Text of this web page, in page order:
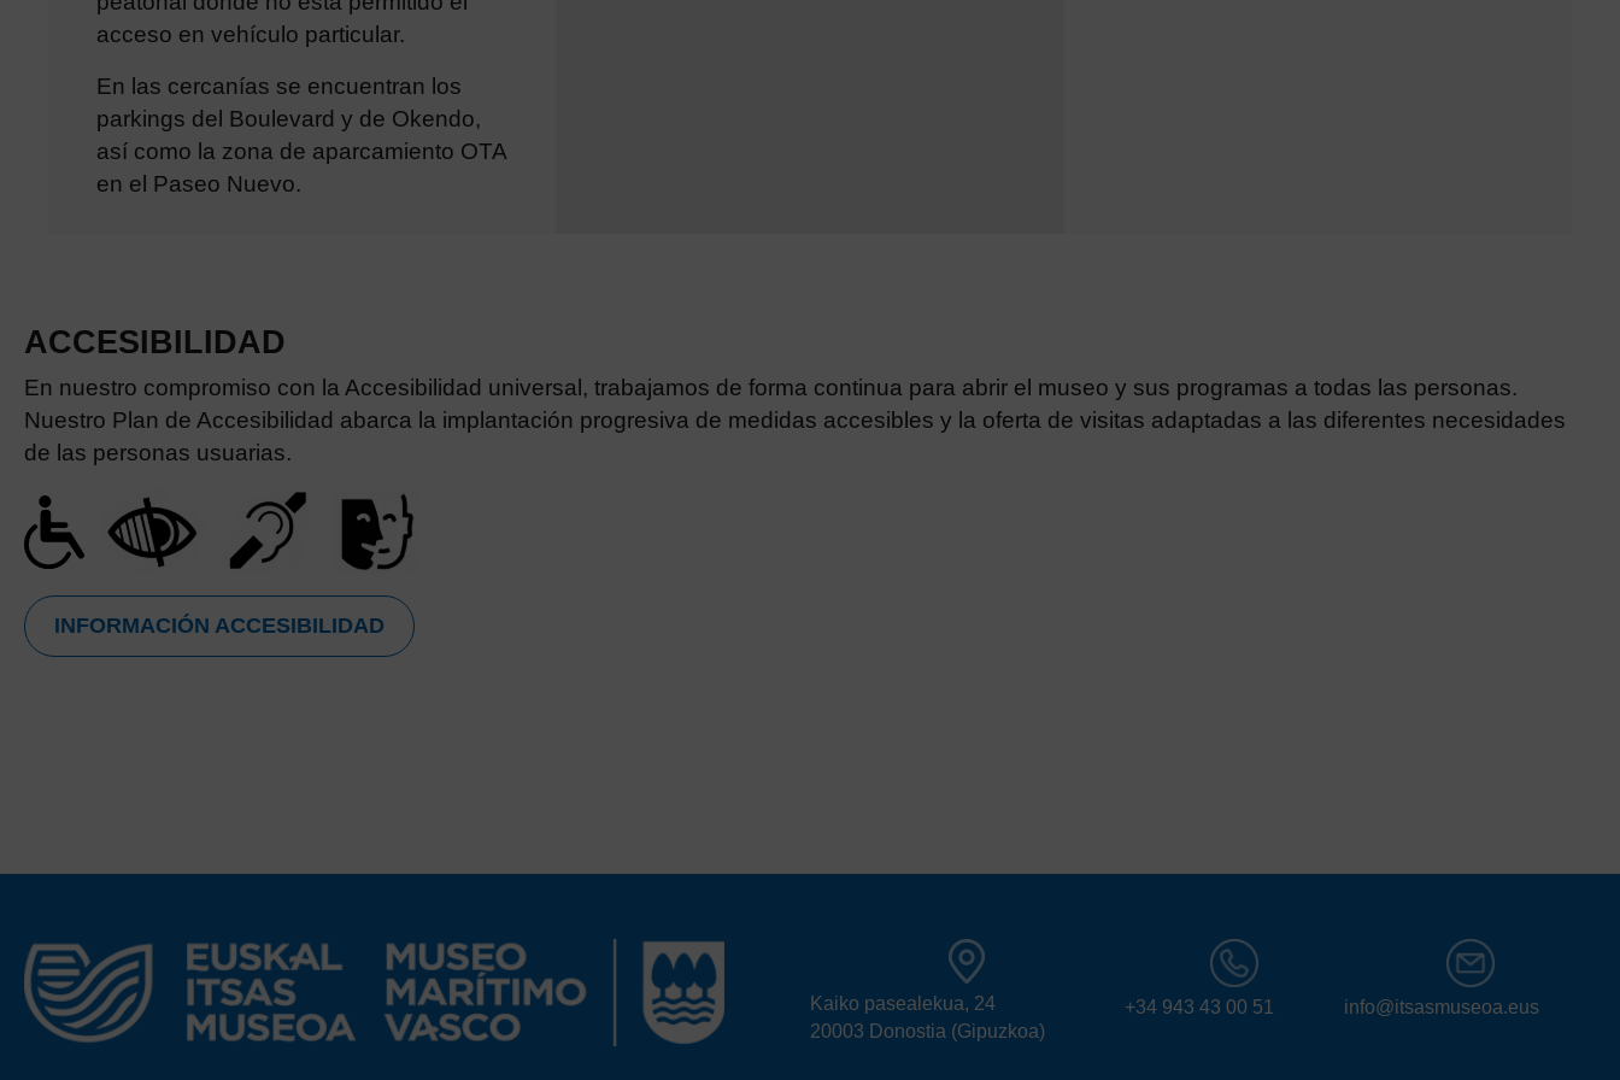
acceso en vehículo particular.
En las cercanías se encuentran los
parkings del Boulevard y de Okendo,
así como la zona de aparcamiento OTA
en el Paseo Nuevo.
ACCESIBILIDAD
En nuestro compromiso con la Accesibilidad universal, trabajamos de forma continua para abrir el museo y sus programas a todas las personas.
Nuestro Plan de Accesibilidad abarca la implantación progresiva de medidas accesibles y la oferta de visitas adaptadas a las diferentes necesidades
de las personas usuarias.
INFORMACIÓN ACCESIBILIDAD
Kaiko pasealekua, 24
20003 Donostia (Gipuzkoa)
+34 943 43 00 51 info@itsasmuseoa.eus